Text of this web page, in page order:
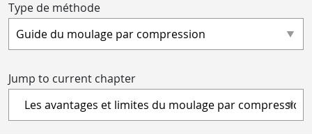
Type de méthode
Jump to current chapter